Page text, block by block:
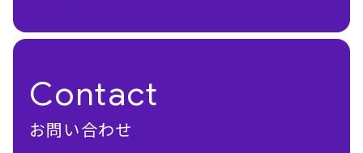
Contact
お問い合わせ